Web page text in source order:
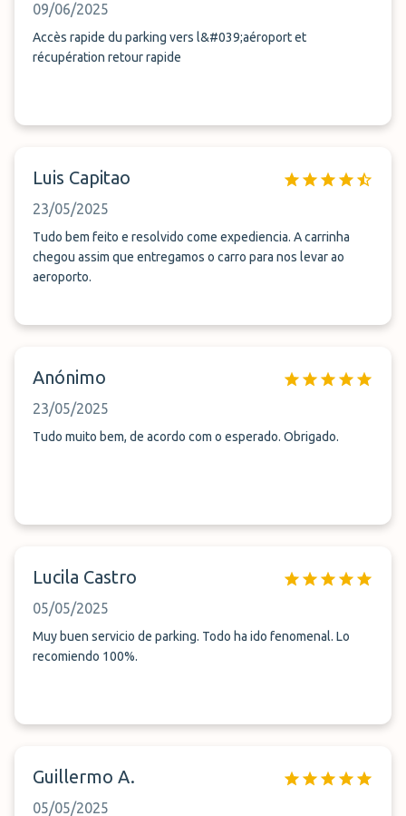
repetir concerteza.
09/06/2025
Accès rapide du parking vers l&#039;aéroport et
récupération retour rapide
Luis Capitao
23/05/2025
Tudo bem feito e resolvido come expediencia. A carrinha
chegou assim que entregamos o carro para nos levar ao
aeroporto.
Anónimo
23/05/2025
Tudo muito bem, de acordo com o esperado. Obrigado.
Lucila Castro
05/05/2025
Muy buen servicio de parking. Todo ha ido fenomenal. Lo
recomiendo 100%.
Guillermo A.
05/05/2025